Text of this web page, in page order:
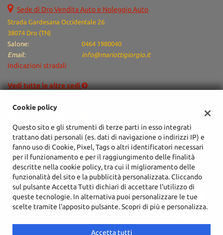
Sede di Dro Vendita Auto e Noleggio Auto
Strada Gardesana Occidentale 26
38074 Dro (TN)
Salone:
0464 1980040
Email:
info@mariottigiorgio.it
Indicazioni stradali
Vedi tutte le altre sedi
Dati fiscali:
Via Arciprete Santoni, 76/A, Arco (TN)
C.F/P.IVA:02051940225
Registro delle imprese: TN
Cookie policy
Questo sito e gli strumenti di terze parti in esso integrati
trattano dati personali (es. dati di navigazione o indirizzi IP) e
fanno uso di Cookie, Pixel, Tags o altri identificatori necessari
per il funzionamento e per il raggiungimento delle finalità
descritte nella cookie policy, tra cui il miglioramento delle
funzionalità del sito e la pubblicità personalizzata. Cliccando
sul pulsante Accetta Tutti dichiari di accettare l'utilizzo di
queste tecnologie. In alternativa puoi personalizzare le tue
scelte tramite l'apposito pulsante. Scopri di più e personalizza.
Accetta tutti